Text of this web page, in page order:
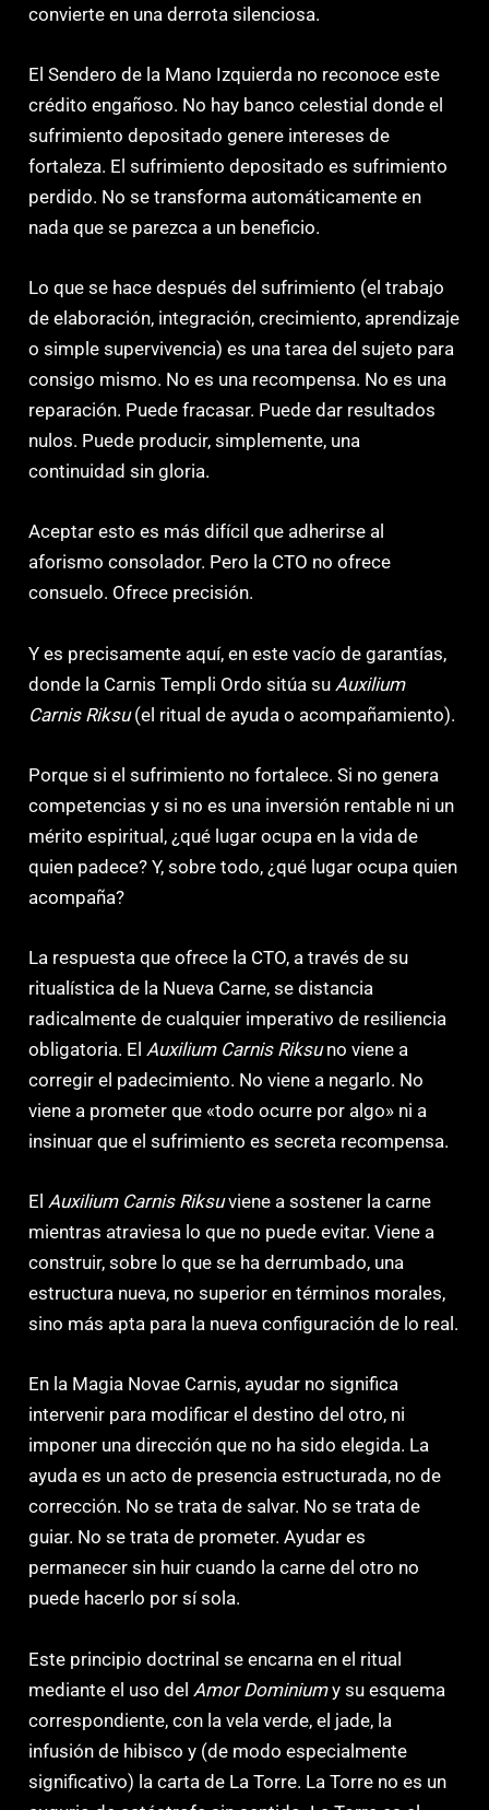
convierte en una derrota silenciosa.
El Sendero de la Mano Izquierda no reconoce este
crédito engañoso. No hay banco celestial donde el
sufrimiento depositado genere intereses de
fortaleza. El sufrimiento depositado es sufrimiento
perdido. No se transforma automáticamente en
nada que se parezca a un beneficio.
Lo que se hace después del sufrimiento (el trabajo
de elaboración, integración, crecimiento, aprendizaje
o simple supervivencia) es una tarea del sujeto para
consigo mismo. No es una recompensa. No es una
reparación. Puede fracasar. Puede dar resultados
nulos. Puede producir, simplemente, una
continuidad sin gloria.
Aceptar esto es más difícil que adherirse al
aforismo consolador. Pero la CTO no ofrece
consuelo. Ofrece precisión.
Y es precisamente aquí, en este vacío de garantías,
donde la Carnis Templi Ordo sitúa su Auxilium
Carnis Riksu(el ritual de ayuda o acompañamiento).
Porque si el sufrimiento no fortalece. Si no genera
competencias y si no es una inversión rentable ni un
mérito espiritual, ¿qué lugar ocupa en la vida de
quien padece? Y, sobre todo, ¿qué lugar ocupa quien
acompaña?
La respuesta que ofrece la CTO, a través de su
ritualística de la Nueva Carne, se distancia
radicalmente de cualquier imperativo de resiliencia
obligatoria. ElAuxilium Carnis Riksuno viene a
corregir el padecimiento. No viene a negarlo. No
viene a prometer que «todo ocurre por algo» ni a
insinuar que el sufrimiento es secreta recompensa.
ElAuxilium Carnis Riksuviene a sostener la carne
mientras atraviesa lo que no puede evitar. Viene a
construir, sobre lo que se ha derrumbado, una
estructura nueva, no superior en términos morales,
sino más apta para la nueva configuración de lo real.
En la Magia Novae Carnis, ayudar no significa
intervenir para modificar el destino del otro, ni
imponer una dirección que no ha sido elegida. La
ayuda es un acto de presencia estructurada, no de
corrección. No se trata de salvar. No se trata de
guiar. No se trata de prometer. Ayudar es
permanecer sin huir cuando la carne del otro no
puede hacerlo por sí sola.
Este principio doctrinal se encarna en el ritual
mediante el uso del Amor Dominiumy su esquema
correspondiente, con la vela verde, el jade, la
infusión de hibisco y (de modo especialmente
significativo) la carta de La Torre. La Torre no es un